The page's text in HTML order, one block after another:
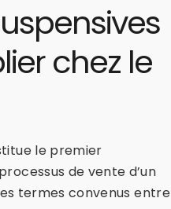
chez le
le premier
de vente d’un
termes convenus entre